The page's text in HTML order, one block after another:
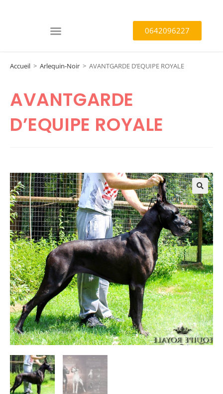
0642096227
Accueil > Arlequin-Noir > AVANTGARDE D’EQUIPE ROYALE
AVANTGARDE
D’EQUIPE ROYALE
🔍